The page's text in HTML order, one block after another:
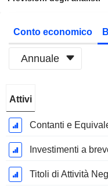
Conto economico
Annuale
Fiscale:
Dicembre
Attivi
Contanti e
Investimenti a
Titoli di Attività